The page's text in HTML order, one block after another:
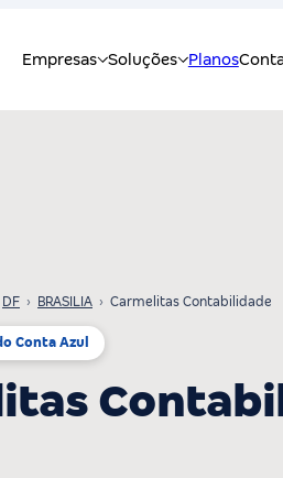
DF › BRASILIA › Carmelitas Contabilidade
Conta Azul